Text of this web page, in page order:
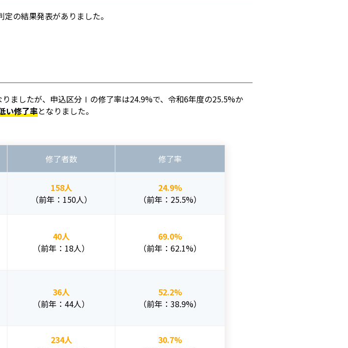
の結果発表がありました。
ましたが、申込区分Ⅰの修了率は24.9%で、令和6年度の25.5%か
い修了率となりました。
修了者数 修了率
158人
（前年：150人）
24.9%
（前年：25.5%）
40人
（前年：18人）
69.0%
（前年：62.1%）
36人
（前年：44人）
52.2%
（前年：38.9%）
234人
30.7%